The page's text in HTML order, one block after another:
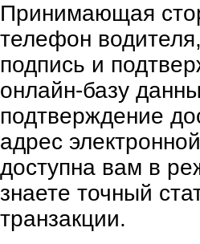
Принимающая
телефон
подпись и
онлайн-базу
подтверждение
адрес
доступна вам в
знаете точный
транзакции.